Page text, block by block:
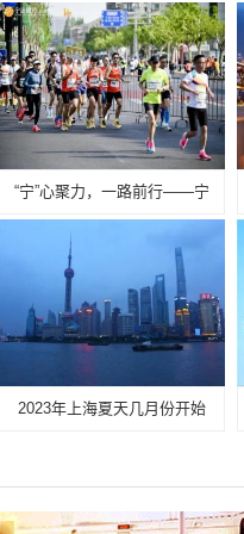
“宁”心聚力，一路前行——宁
2023年上海夏天几月份开始